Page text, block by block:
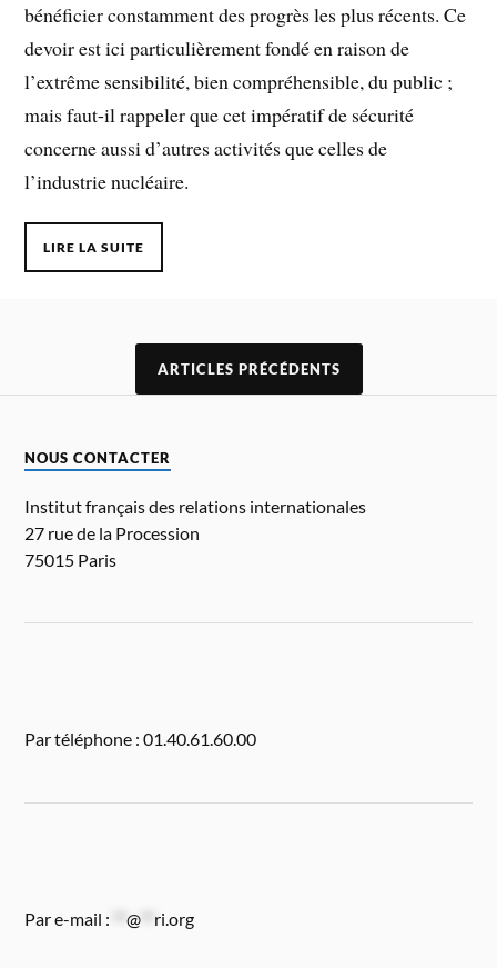
bénéficier constamment des progrès les plus récents. Ce
devoir est ici particulièrement fondé en raison de
l’extrême sensibilité, bien compréhensible, du public ;
mais faut-il rappeler que cet impératif de sécurité
concerne aussi d’autres activités que celles de
l’industrie nucléaire.
LIRE LA SUITE
ARTICLES PRÉCÉDENTS
NOUS CONTACTER
Institut français des relations internationales
27 rue de la Procession
75015 Paris
Par téléphone : 01.40.61.60.00
Par e-mail : **@ ri.org